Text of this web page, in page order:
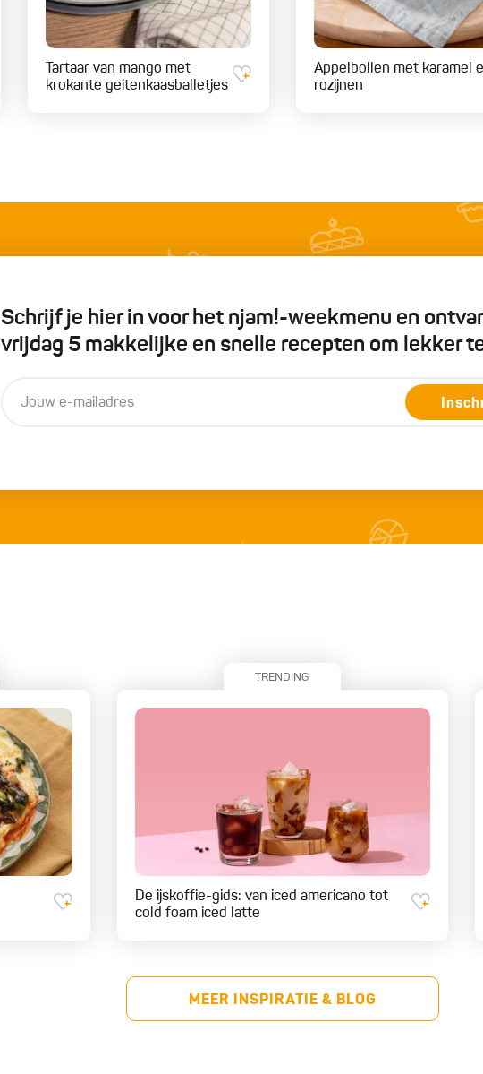
Tartaar van mango met
krokante geitenkaasballetjes
Appelbollen met karamel
rozijnen
Schrijf je hier in voor het njam!-weekmenu en
vrijdag 5 makkelijke en snelle recepten om lekker
TRENDING
De ijskoffie-gids: van iced americano tot
cold foam iced latte
MEER INSPIRATIE & BLOG